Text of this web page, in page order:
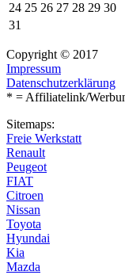
24 25 26 27 28 29 30
31
Copyright © 2017
Impressum
Datenschutzerklärung
* = Affiliatelink/
Sitemaps:
Freie Werkstatt
Renault
Peugeot
FIAT
Citroen
Nissan
Toyota
Hyundai
Kia
Mazda